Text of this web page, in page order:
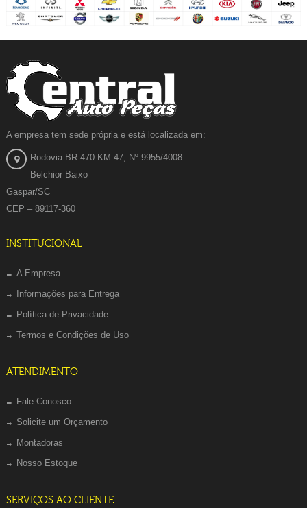
A empresa tem sede própria e está localizada em:
Rodovia BR 470 KM 47, Nº 9955/4008
Belchior Baixo
Gaspar/SC
CEP – 89117-360
INSTITUCIONAL
A Empresa
Informações para Entrega
Política de Privacidade
Termos e Condições de Uso
ATENDIMENTO
Fale Conosco
Solicite um Orçamento
Montadoras
Nosso Estoque
SERVIÇOS AO CLIENTE